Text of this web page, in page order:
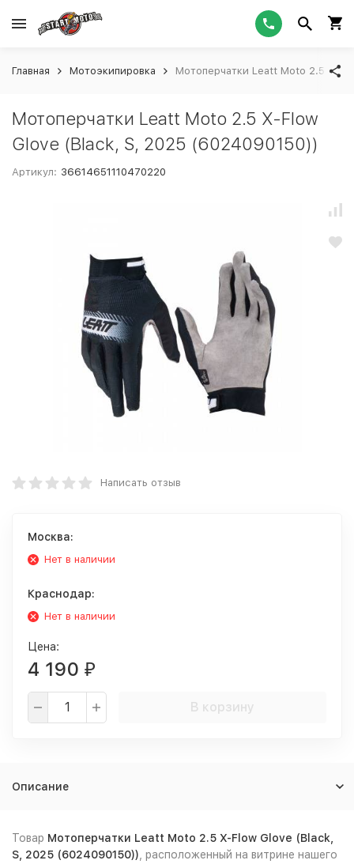
Главная Мотоэкипировка Мотоперчатки Leatt Moto 2.5 X-
Мотоперчатки Leatt Moto 2.5 X-Flow
Glove (Black, S, 2025 (6024090150))
Артикул: 36614651110470220
Написать отзыв
Москва:
Нет в наличии
Краснодар:
Нет в наличии
Цена:
4 190 ₽
В корзину
Описание
Товар Мотоперчатки Leatt Moto 2.5 X-Flow Glove (Black,
S, 2025 (6024090150)) , расположенный на витрине нашего